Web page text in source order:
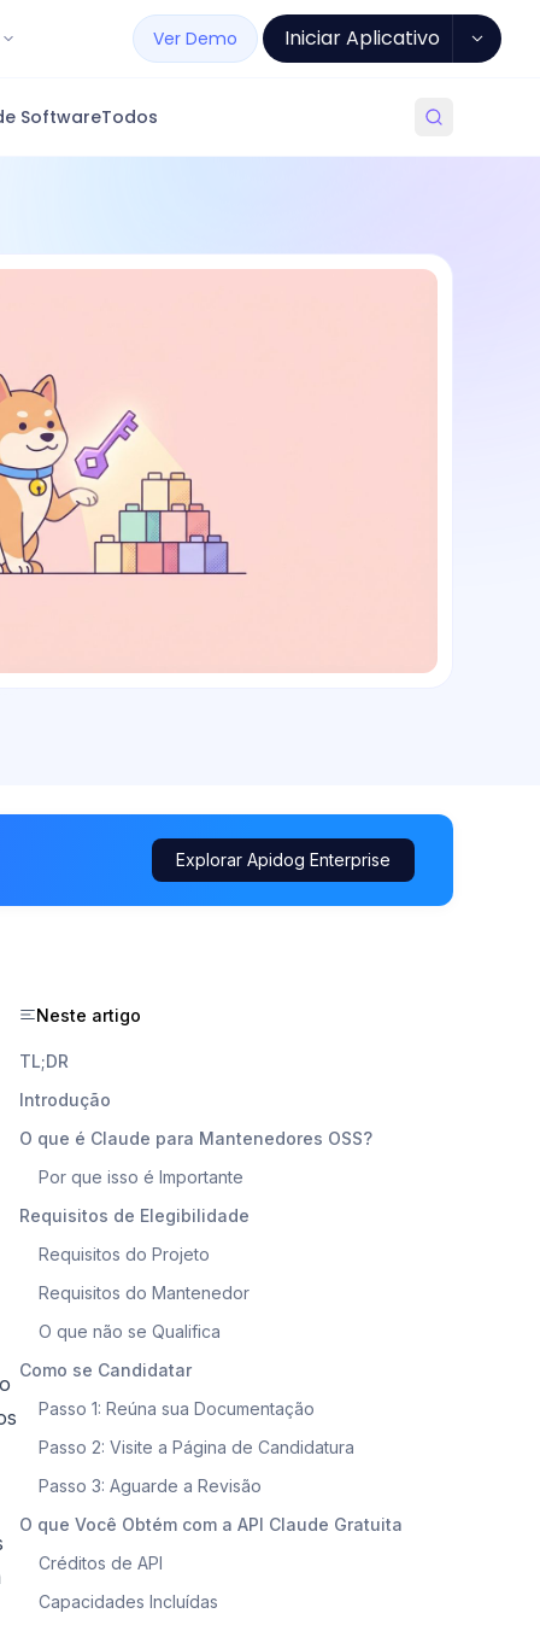
Ver Demo Iniciar Aplicativo
SoftwareTodos
Explorar Apidog Enterprise
Neste artigo
TL;DR
Introdução
O que é Claude para Mantenedores OSS?
Por que isso é Importante
Requisitos de Elegibilidade
Requisitos do Projeto
Requisitos do Mantenedor
O que não se Qualifica
Como se Candidatar
Passo 1: Reúna sua Documentação
Passo 2: Visite a Página de Candidatura
Passo 3: Aguarde a Revisão
O que Você Obtém com a API Claude Gratuita
Créditos de API
Capacidades Incluídas